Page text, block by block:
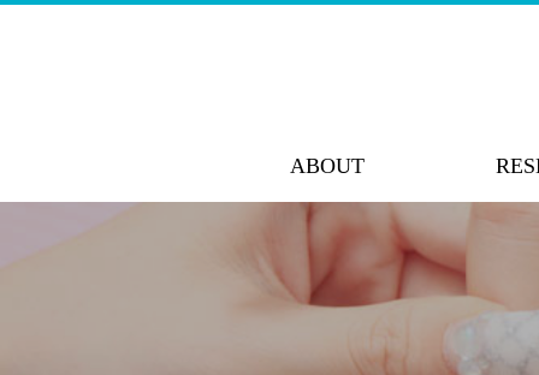
ABOUT